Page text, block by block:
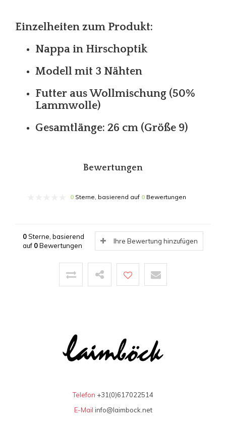
Einzelheiten zum Produkt:
Nappa in Hirschoptik
Modell mit 3 Nähten
Futter aus Wollmischung (50%
Lammwolle)
Gesamtlänge: 26 cm (Größe 9)
Bewertungen
0 Sterne, basierend auf 0 Bewertungen
0Sterne, basierend
auf 0Bewertungen
Ihre Bewertung hinzufügen
Telefon +31(0)617022514
E-Mail info@laimbock.net